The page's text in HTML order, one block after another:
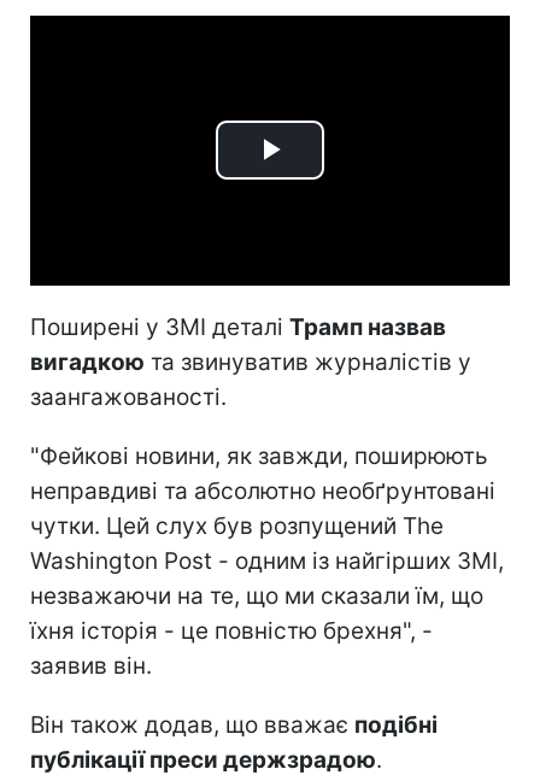
Play
Поширені у ЗМІ деталі Трамп назвав
вигадкою та звинуватив журналістів у
заангажованості.
"Фейкові новини, як завжди, поширюють
неправдиві та абсолютно необґрунтовані
чутки. Цей слух був розпущений The
Washington Post - одним із найгірших ЗМІ,
незважаючи на те, що ми сказали їм, що
їхня історія - це повністю брехня", -
заявив він.
Він також додав, що вважає подібні
публікації преси держзрадою.